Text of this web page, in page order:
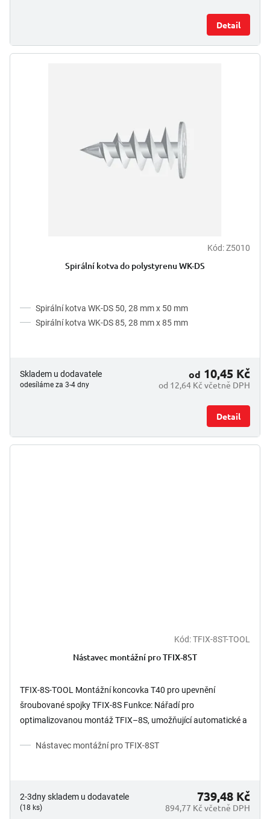
Detail
Kód:Z5010
Spirální kotva do polystyrenu WK-DS
Spirální kotva WK-DS 50, 28 mm x 50 mm
Spirální kotva WK-DS 85, 28 mm x 85 mm
Skladem u dodavatele
odesíláme za 3-4 dny od 12,64 Kč včetně DPH
od 10,45 Kč
Detail
Kód:TFIX-8ST-TOOL
Nástavec montážní pro TFIX-8ST
TFIX-8S-TOOL Montážní koncovka T40 pro upevnění
šroubované spojky TFIX-8S Funkce: Nářadí pro
optimalizovanou montáž TFIX–8S, umožňující automatické a
Nástavec montážní pro TFIX-8ST
2-3dny skladem u dodavatele
(18 ks) 894,77 Kč včetně DPH
739,48 Kč